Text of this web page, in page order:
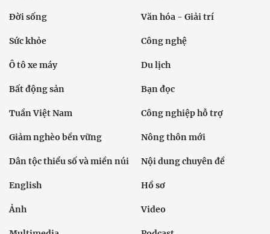
Đời sống Văn hóa - Giải trí
Sức khỏe Công nghệ
Ô tô xe máy Du lịch
Bất động sản Bạn đọc
Tuần Việt Nam Công nghiệp hỗ trợ
Giảm nghèo bền vững Nông thôn mới
Dân tộc thiểu số và miền núi Nội dung chuyên đề
English Hồ sơ
Ảnh Video